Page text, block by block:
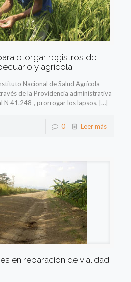
otorgar registros de
y agrícola
Nacional de Salud Agrícola
de la Providencia administrativa
N 41.248-, prorrogar los lapsos, […]
0 Leer más
en reparación de vialidad